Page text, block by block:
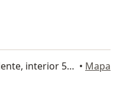
Avenida Universidad 50-Oriente, interior 55, Col Centro, Santiago de Querétaro • Mapa